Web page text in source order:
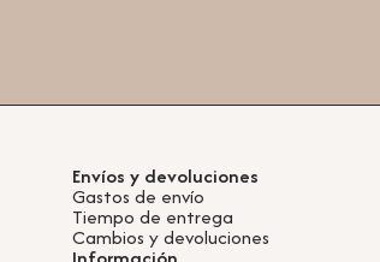
Envíos y devoluciones
Gastos de envío
Tiempo de entrega
Cambios y devoluciones